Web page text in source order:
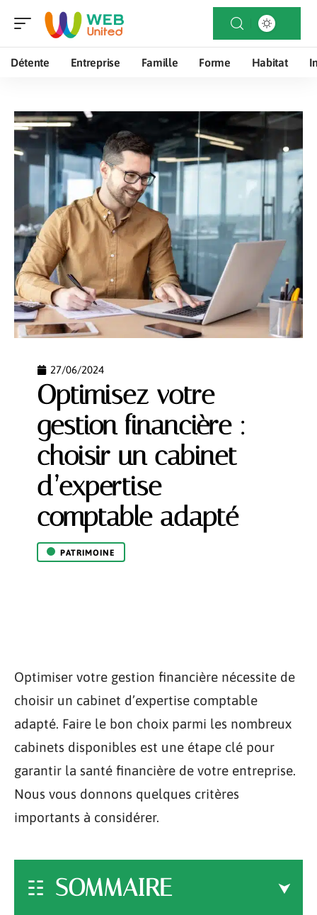
Détente Entreprise Famille Forme Habitat
27/06/2024
Optimisez votre
gestion financière :
choisir un cabinet
d’expertise
comptable adapté
PATRIMOINE
Optimiser votre gestion financière nécessite de
choisir un cabinet d’expertise comptable
adapté. Faire le bon choix parmi les nombreux
cabinets disponibles est une étape clé pour
garantir la santé financière de votre entreprise.
Nous vous donnons quelques critères
importants à considérer.
SOMMAIRE